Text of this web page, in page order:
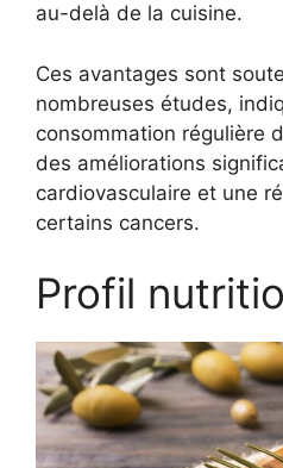
au-delà de la cuisine.
Ces avantages sont
nombreuses études,
consommation régulière
des améliorations
cardiovasculaire et une
certains cancers.
Profil